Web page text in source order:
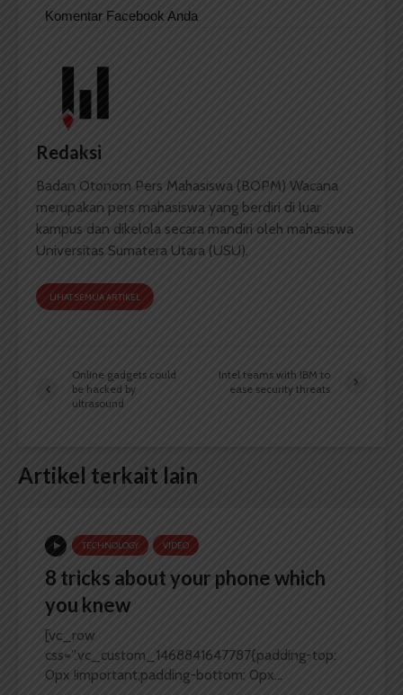
Komentar Facebook Anda
Redaksi
Badan Otonom Pers Mahasiswa (BOPM) Wacana
merupakan pers mahasiswa yang berdiri di luar
kampus dan dikelola secara mandiri oleh mahasiswa
Universitas Sumatera Utara (USU).
LIHAT SEMUA ARTIKEL
Online gadgets could
be hacked by
ultrasound
Intel teams with IBM to
ease security threats
Artikel terkait lain
TECHNOLOGY VIDEO
8 tricks about your phone which
you knew
[vc_row
css=”.vc_custom_1468841647787{padding-top:
0px !important;padding-bottom: 0px...